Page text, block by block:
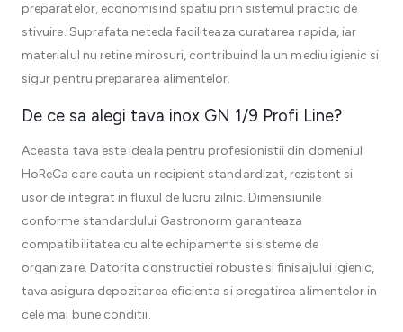
preparatelor, economisind spatiu prin sistemul practic de
stivuire. Suprafata neteda faciliteaza curatarea rapida, iar
materialul nu retine mirosuri, contribuind la un mediu igienic si
sigur pentru prepararea alimentelor.
De ce sa alegi tava inox GN 1/9 Profi Line?
Aceasta tava este ideala pentru profesionistii din domeniul
HoReCa care cauta un recipient standardizat, rezistent si
usor de integrat in fluxul de lucru zilnic. Dimensiunile
conforme standardului Gastronorm garanteaza
compatibilitatea cu alte echipamente si sisteme de
organizare. Datorita constructiei robuste si finisajului igienic,
tava asigura depozitarea eficienta si pregatirea alimentelor in
cele mai bune conditii.